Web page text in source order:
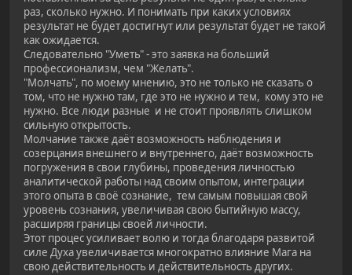
раз, сколько нужно. И понимать при каких условиях
результат не будет достигнут или результат будет не такой
как ожидается.
Следовательно "Уметь" - это заявка на больший
профессионализм, чем "Желать".
"Молчать", по моему мнению, это не только не сказать о
том, что не нужно там, где это не нужно и тем, кому это не
нужно. Все люди разные и не стоит проявлять слишком
сильную открытость.
Молчание также даёт возможность наблюдения и
созерцания внешнего и внутреннего, даёт возможность
погружения в свои глубины, проведения личностью
аналитической работы над своим опытом, интеграции
этого опыта в своё сознание, тем самым повышая свой
уровень сознания, увеличивая свою бытийную массу,
расширяя границы своей личности.
Этот процес усиливает волю и тогда благодаря развитой
силе Духа увеличивается многократно влияние Мага на
свою действительность и действительность других.